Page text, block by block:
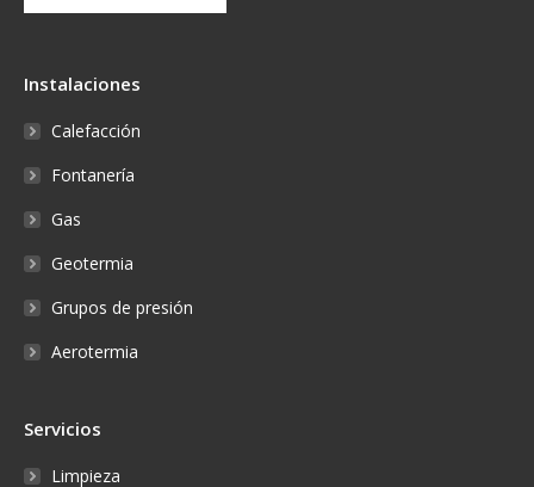
Instalaciones
Calefacción
Fontanería
Gas
Geotermia
Grupos de presión
Aerotermia
Servicios
Limpieza